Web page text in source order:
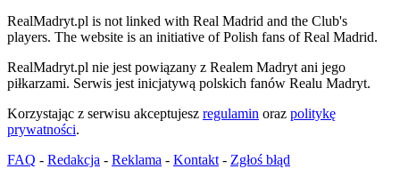
RealMadryt.pl is not linked with Real Madrid and the Club's
players. The website is an initiative of Polish fans of Real Madrid.
RealMadryt.pl nie jest powiązany z Realem Madryt ani jego
piłkarzami. Serwis jest inicjatywą polskich fanów Realu Madryt.
Korzystając z serwisu akceptujesz regulamin oraz politykę
prywatności.
FAQ - Redakcja - Reklama - Kontakt - Zgłoś błąd